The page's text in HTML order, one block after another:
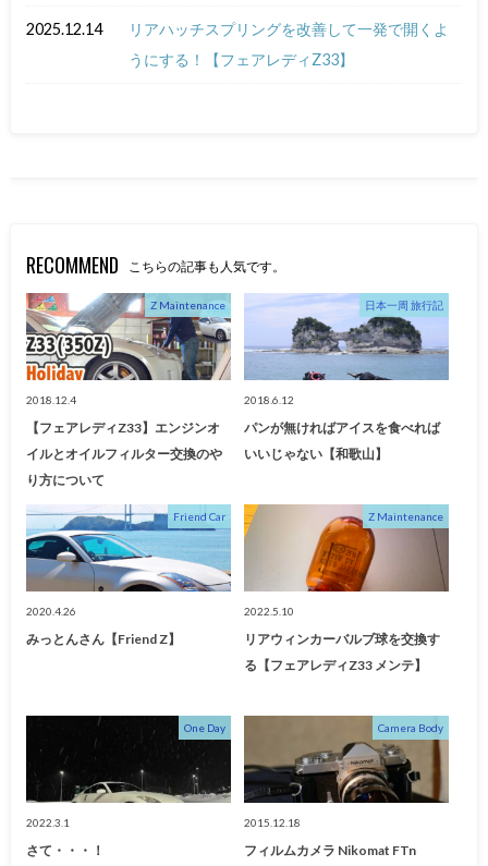
2025.12.14
リアハッチスプリングを改善して一発で開くよ
うにする！【フェアレディZ33】
RECOMMEND こちらの記事も人気です。
Z Maintenance
2018.12.4
【フェアレディZ33】エンジンオ
イルとオイルフィルター交換のや
り方について
日本一周 旅行記
2018.6.12
パンが無ければアイスを食べれば
いいじゃない【和歌山】
Friend Car
2020.4.26
みっとんさん【Friend Z】
Z Maintenance
2022.5.10
リアウィンカーバルブ球を交換す
る【フェアレディZ33 メンテ】
One Day
2022.3.1
さて・・・！
Camera Body
2015.12.18
フィルムカメラ Nikomat FTn